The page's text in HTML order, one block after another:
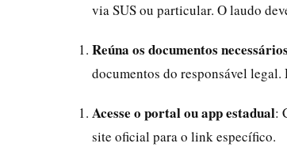
via SUS ou particular. O laudo
Reúna os documentos necessários
documentos do responsável
Acesse o portal ou app estadual:
site oficial para o link específico.